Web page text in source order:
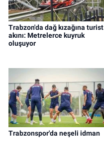
Trabzon'da dağ kızağına turist
akını: Metrelerce kuyruk
oluşuyor
Trabzonspor'da neşeli idman